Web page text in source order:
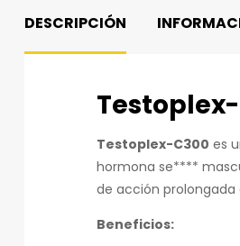
DESCRIPCIÓN
Testoplex-
Testoplex-C300 es
hormona se****
de acción
Beneficios: